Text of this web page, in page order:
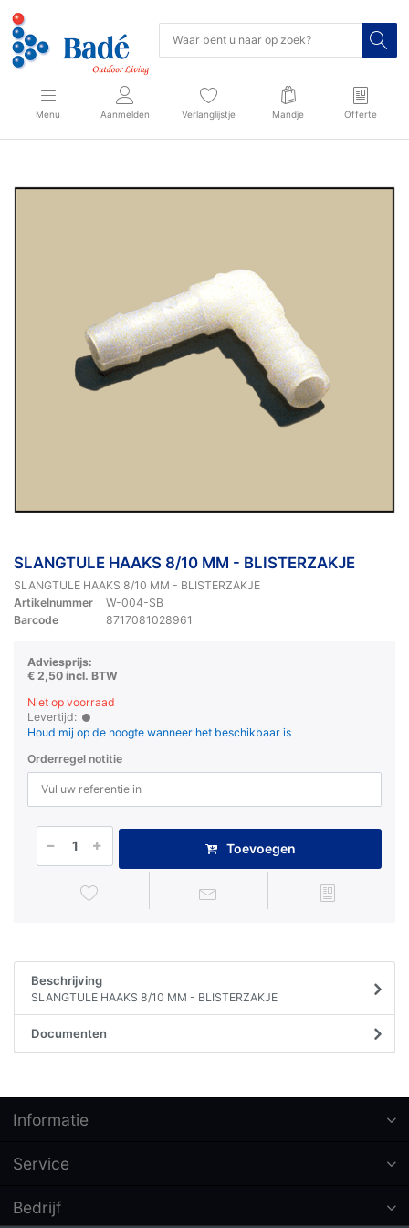
Menu Aanmelden Verlanglijstje Mandje Offerte
SLANGTULE HAAKS 8/10 MM - BLISTERZAKJE
SLANGTULE HAAKS 8/10 MM - BLISTERZAKJE
Artikelnummer
W-004-SB
Barcode
8717081028961
Adviesprijs:
€ 2,50 incl. BTW
Niet op voorraad
Levertijd:
Houd mij op de hoogte wanneer het beschikbaar is
Orderregel notitie
Toevoegen
Beschrijving
SLANGTULE HAAKS 8/10 MM - BLISTERZAKJE
Documenten
Informatie
Service
Bedrijf